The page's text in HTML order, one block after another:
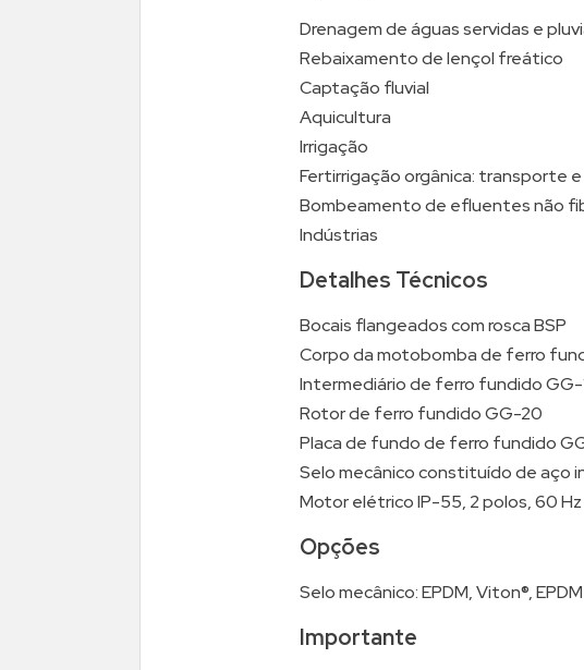
Drenagem de águas servidas e
Rebaixamento de lençol freático
Captação fluvial
Aquicultura
Irrigação
Fertirrigação orgânica: transporte
Bombeamento de efluentes não
Indústrias
Detalhes Técnicos
Bocais flangeados com rosca BSP
Corpo da motobomba de ferro
Intermediário de ferro fundido GG-
Rotor de ferro fundido GG-20
Placa de fundo de ferro fundido
Selo mecânico constituído de aço
Motor elétrico IP-55, 2 polos, 60 Hz
Opções
Selo mecânico: EPDM, Viton®,
Importante